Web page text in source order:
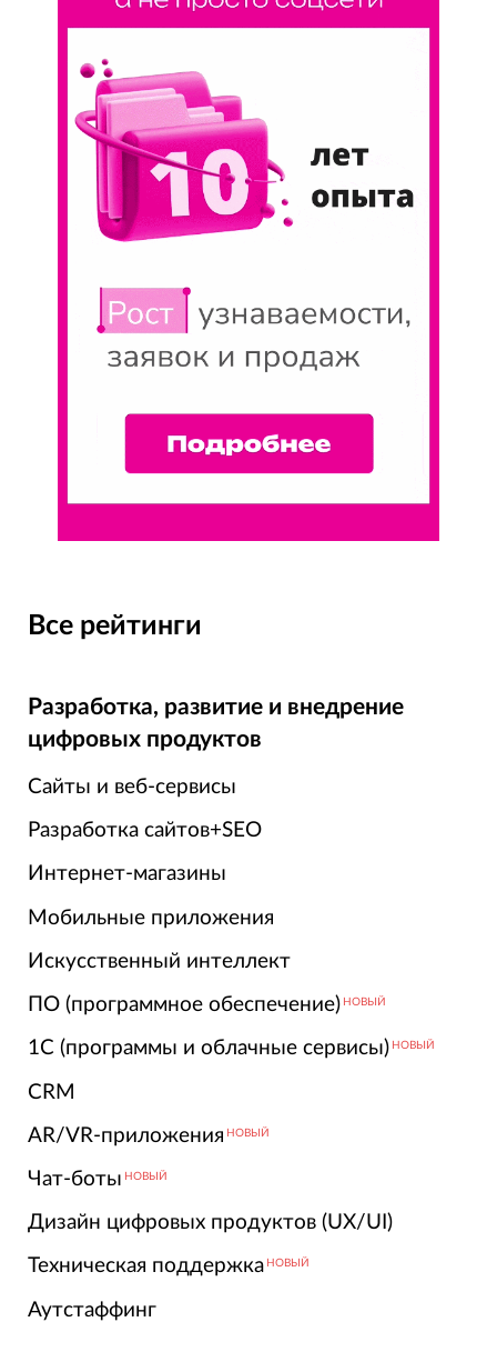
Все рейтинги
Разработка, развитие и внедрение
цифровых продуктов
Сайты и веб-сервисы
Разработка сайтов+SEO
Интернет-магазины
Мобильные приложения
Искусственный интеллект
ПО (программное обеспечение) НОВЫЙ
1С (программы и облачные сервисы) НОВЫЙ
CRM
AR/VR-приложения НОВЫЙ
Чат-боты НОВЫЙ
Дизайн цифровых продуктов (UX/UI)
Техническая поддержка НОВЫЙ
Аутстаффинг